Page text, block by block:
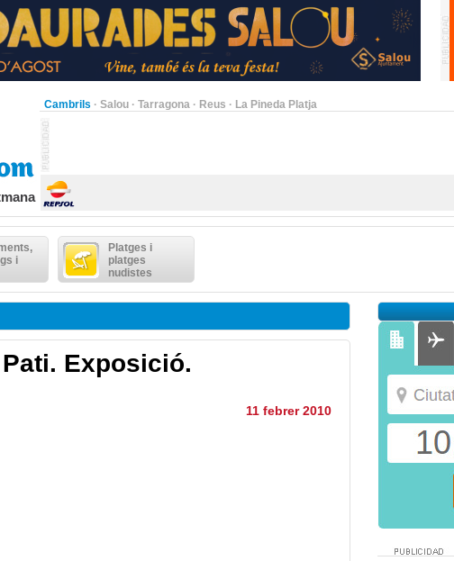
Cambrils · Salou · Tarragona · Reus · La Pineda Platja
i
Platges i
platges
nudistes
Exposició.
11 febrer 2010